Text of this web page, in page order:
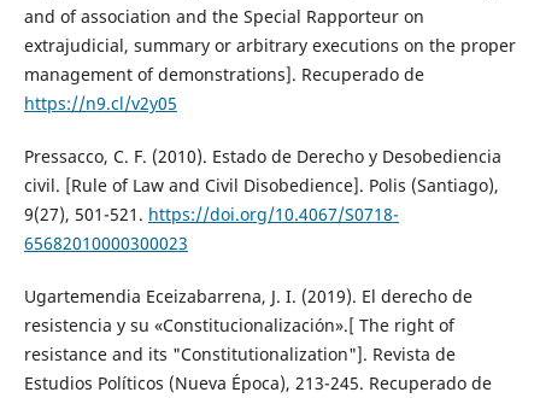
and of association and the Special Rapporteur on
extrajudicial, summary or arbitrary executions on the proper
management of demonstrations]. Recuperado de
https://n9.cl/v2y05
Pressacco, C. F. (2010). Estado de Derecho y Desobediencia
civil. [Rule of Law and Civil Disobedience]. Polis (Santiago),
9(27), 501-521. https://doi.org/10.4067/S0718-
65682010000300023
Ugartemendia Eceizabarrena, J. I. (2019). El derecho de
resistencia y su «Constitucionalización».[ The right of
resistance and its "Constitutionalization"]. Revista de
Estudios Políticos (Nueva Época), 213-245. Recuperado de